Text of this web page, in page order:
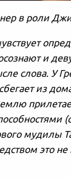
в роли
и
слова. У
из
мудилы
это